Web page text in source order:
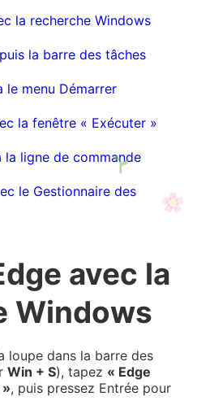
la recherche Windows
la barre des tâches
le menu Démarrer
la fenêtre « Exécuter »
la ligne de commande
le Gestionnaire des
avec la
Windows
loupe dans la barre des
Win + S), tapez « Edge
, puis pressez Entrée pour